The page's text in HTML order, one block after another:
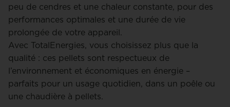
peu de cendres et une chaleur constante, pour des
performances optimales et une durée de vie
prolongée de votre appareil.
Avec TotalEnergies, vous choisissez plus que la
qualité : ces pellets sont respectueux de
l’environnement et économiques en énergie –
parfaits pour un usage quotidien, dans un poêle ou
une chaudière à pellets.